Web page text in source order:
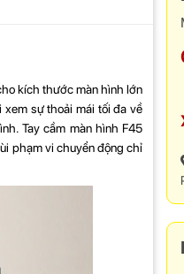
kích thước màn hình lớn
sự thoải mái tối đa về
Tay cầm màn hình F45
phạm vi chuyển động chỉ